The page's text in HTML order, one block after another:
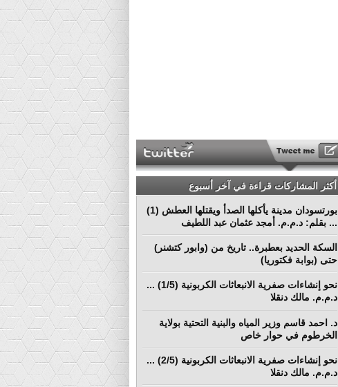
أكثر المشاركات قراءة في آخر أسبوع
بورتسودان مدينة يأكلها الصدأ ويقتلها العطش (1)
... بقلم: د.م.م. أمجد عثمان عبد اللطيف
السكة الحديد بعطبرة.. تاريخ من (وابور كتشنر)
حتى (بوابة فكتوريا)
نحو إنشاءات صفرية الانبعاثات الكربونية (1/5) ...
د.م.م. مالك دنقلا
د. احمد قاسم وزير المياه والبنية التحتية بولاية
الخرطوم في حوار خاص
نحو إنشاءات صفرية الانبعاثات الكربونية (2/5) ...
د.م.م. مالك دنقلا